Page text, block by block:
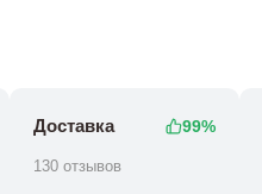
Доставка 99%
130 отзывов